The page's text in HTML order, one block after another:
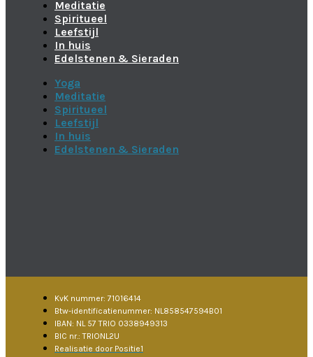
Meditatie
Spiritueel
Leefstijl
In huis
Edelstenen & Sieraden
Yoga
Meditatie
Spiritueel
Leefstijl
In huis
Edelstenen & Sieraden
KvK nummer: 71016414
Btw-identificatienummer: NL858547594B01
IBAN: NL 57 TRIO 0338949313
BIC nr.: TRIONL2U
Realisatie door Positie1